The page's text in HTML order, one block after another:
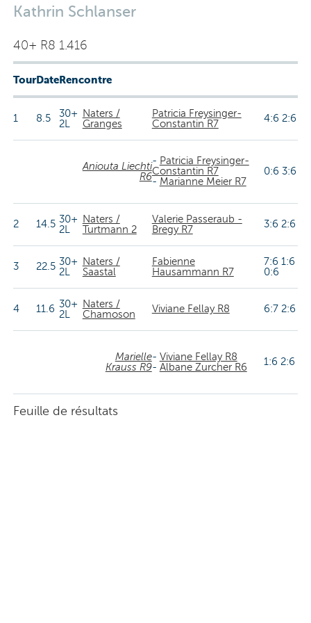
Kathrin Schlanser
40+ R8 1.416
TourDateRencontre
1 8.5
30+
2L
Naters /
Granges
Patricia Freysinger-
Constantin R7
4:6 2:6
Aniouta Liechti
R6
- Patricia Freysinger-
Constantin R7
- Marianne Meier R7
0:6 3:6
2 14.5 30+
2L
Naters /
Turtmann 2
Valerie Passeraub -
Bregy R7
3:6 2:6
3 22.5 30+
2L
Naters /
Saastal
Fabienne
Hausammann R7
7:6 1:6
0:6
4 11.6 30+
2L
Naters /
Chamoson
Viviane Fellay R8 6:7 2:6
Marielle
Krauss R9
- Viviane Fellay R8
- Albane Zurcher R6 1:6 2:6
Feuille de résultats